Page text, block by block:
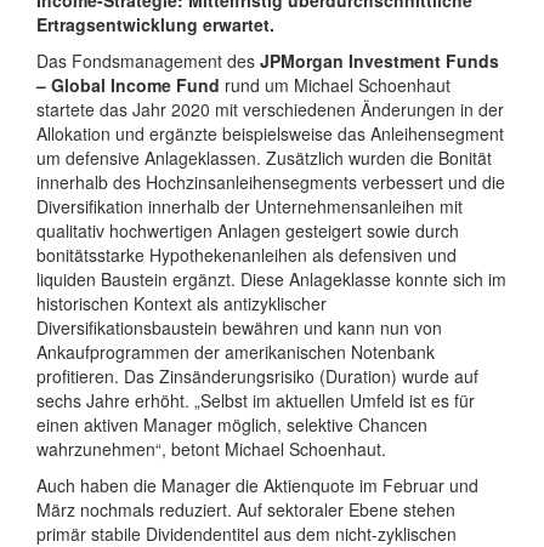
Ertragsentwicklung erwartet.
Das Fondsmanagement des JPMorgan Investment Funds
– Global Income Fund rund um Michael Schoenhaut
startete das Jahr 2020 mit verschiedenen Änderungen in der
Allokation und ergänzte beispielsweise das Anleihensegment
um defensive Anlageklassen. Zusätzlich wurden die Bonität
innerhalb des Hochzinsanleihensegments verbessert und die
Diversifikation innerhalb der Unternehmensanleihen mit
qualitativ hochwertigen Anlagen gesteigert sowie durch
bonitätsstarke Hypothekenanleihen als defensiven und
liquiden Baustein ergänzt. Diese Anlageklasse konnte sich im
historischen Kontext als antizyklischer
Diversifikationsbaustein bewähren und kann nun von
Ankaufprogrammen der amerikanischen Notenbank
profitieren. Das Zinsänderungsrisiko (Duration) wurde auf
sechs Jahre erhöht. „Selbst im aktuellen Umfeld ist es für
einen aktiven Manager möglich, selektive Chancen
wahrzunehmen“, betont Michael Schoenhaut.
Auch haben die Manager die Aktienquote im Februar und
März nochmals reduziert. Auf sektoraler Ebene stehen
primär stabile Dividendentitel aus dem nicht-zyklischen